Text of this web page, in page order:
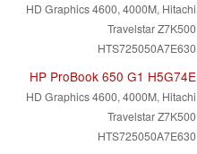
HD Graphics 4600, 4000M, Hitachi
Travelstar Z7K500
HTS725050A7E630
HP ProBook 650 G1 H5G74E
HD Graphics 4600, 4000M, Hitachi
Travelstar Z7K500
HTS725050A7E630